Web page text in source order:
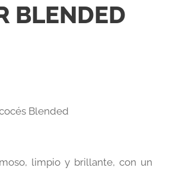
BLENDED
Blended
limpio y brillante, con un